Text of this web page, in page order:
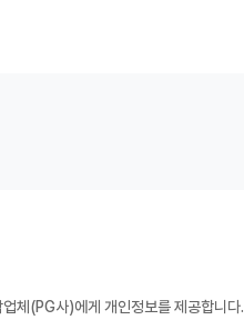
체(PG사)에게 개인정보를 제공합니다.